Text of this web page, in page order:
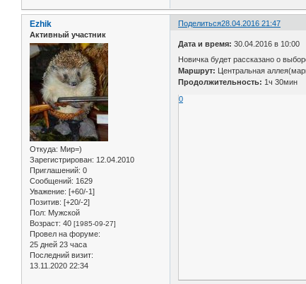
Поделиться28.04.2016 21:47
Ezhik
Активный участник
Откуда: Мир=)
Зарегистрирован: 12.04.2010
Приглашений: 0
Сообщений: 1629
Уважение: [+60/-1]
Позитив: [+20/-2]
Пол: Мужской
Возраст: 40 [1985-09-27]
Провел на форуме:
25 дней 23 часа
Последний визит:
13.11.2020 22:34
Дата и время: 30.04.2016 в 10:00
Новичка будет рассказано о
Маршрут: Центральная
Продолжительность: 1ч 30мин
0